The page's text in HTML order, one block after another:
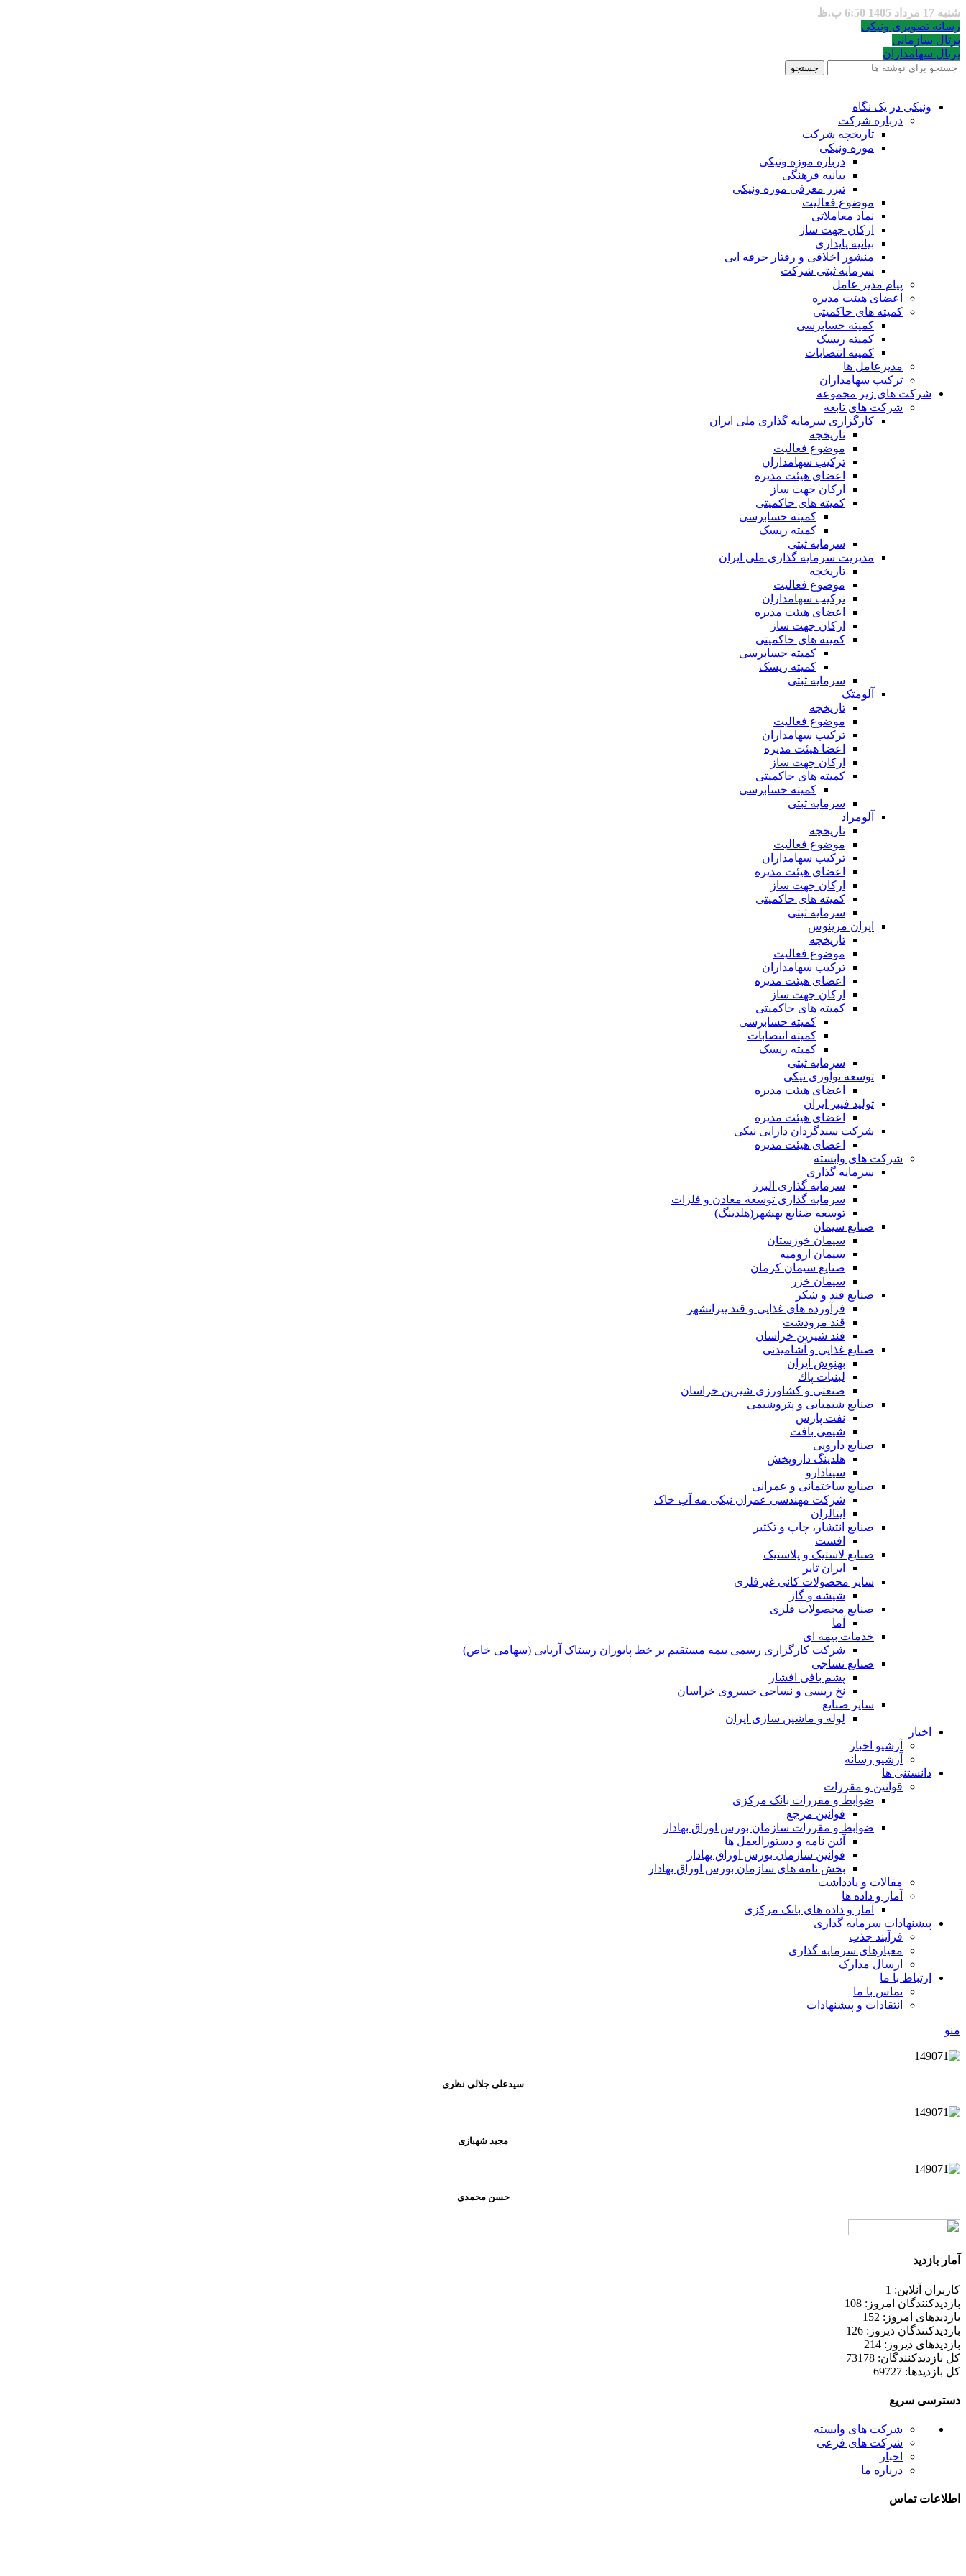
شنبه 17 مرداد 1405 6:50 ب.ظ
رسانه تصویری ونیکی
پرتال سازمانی
پرتال سهامداران
جستجو
ونیکی در یک نگاه
درباره شرکت
تاریخچه شرکت
موزه ونیکی
درباره موزه ونیکی
بیانیه فرهنگی
تیزر معرفی موزه ونیکی
موضوع فعالیت
نماد معاملاتی
ارکان جهت ساز
بیانیه پایداری
منشور اخلاقی و رفتار حرفه ایی
سرمایه ثبتی شرکت
پیام مدیر عامل
اعضای هیئت مدیره
کمیته های حاکمیتی
کمیته حسابرسی
کمیته ریسک
کمیته انتصابات
مدیرعامل ها
ترکیب سهامداران
شرکت های زیر مجموعه
شرکت های تابعه
کارگزاری سرمایه گذاری ملی ایران
تاریخچه
موضوع فعالیت
ترکیب سهامداران
اعضای هیئت مدیره
ارکان جهت ساز
کمیته های حاکمیتی
کمیته حسابرسی
کمیته ریسک
سرمایه ثبتی
مدیریت سرمایه گذاری ملی ایران
تاریخچه
موضوع فعالیت
ترکیب سهامداران
اعضای هیئت مدیره
ارکان جهت ساز
کمیته های حاکمیتی
کمیته حسابرسی
کمیته ریسک
سرمایه ثبتی
آلومتک
تاریخچه
موضوع فعالیت
ترکیب سهامداران
اعضا هیئت مدیره
ارکان جهت ساز
کمیته های حاکمیتی
کمیته حسابرسی
سرمایه ثبتی
آلومراد
تاریخچه
موضوع فعالیت
ترکیب سهامداران
اعضای هیئت مدیره
ارکان جهت ساز
کمیته های حاکمیتی
سرمایه ثبتی
ایران مرینوس
تاریخچه
موضوع فعالیت
ترکیب سهامداران
اعضای هیئت مدیره
ارکان جهت ساز
کمیته های حاکمیتی
کمیته حسابرسی
کمیته انتصابات
کمیته ریسک
سرمایه ثبتی
توسعه نوآوری نیکی
اعضای هیئت مدیره
تولید فیبر ایران
اعضای هیئت مدیره
شرکت سبدگردان دارایی نیکی
اعضای هیئت مدیره
شرکت های وابسته
سرمایه گذاری
سرمایه گذاری البرز
سرمایه گذاری توسعه معادن و فلزات
توسعه‌ صنایع‌ بهشهر(هلدینگ)
صنایع سیمان
سیمان خوزستان
سیمان ارومیه
صنایع سیمان کرمان
سیمان خزر
صنایع قند و شکر
فرآورده های غذایی و قند پیرانشهر
قند مرودشت
قند شیرین خراسان
صنایع غذايی و آشاميدنی
بهنوش ایران
لبنيات پاك
صنعتی و کشاورزی شیرین خراسان
صنایع شیمیایی و پتروشیمی
نفت پارس
شیمی بافت
صنایع دارویی
هلدینگ داروپخش
سینادارو
صنایع ساختمانی و عمرانی
شرکت مهندسی عمران نیکی مه آب خاک
ایتالران
صنایع انتشار، چاپ و تکثير
افست
صنایع لاستیک و پلاستیک
ایران تایر
ساير محصولات كانی غيرفلزی
شیشه و گاز
صنایع محصولات فلزی
آما
خدمات بیمه ای
شرکت کارگزاری رسمی بیمه مستقیم بر خط پایوران رستاک آریایی (سهامی خاص)
صنایع نساجی
پشم بافی افشار
نخ ریسی و نساجی خسروی خراسان
سایر صنایع
لوله و ماشین سازی ایران
اخبار
آرشیو اخبار
آرشیو رسانه
دانستنی ها
قوانین و مقررات
ضوابط و مقررات بانک مرکزی
قوانين مرجع
ضوابط و مقررات سازمان بورس اوراق بهادار
آئین نامه و دستورالعمل ها
قوانین سازمان بورس اوراق بهادار
بخش نامه های سازمان بورس اوراق بهادار
مقالات و یادداشت
آمار و داده ها
آمار و داده های بانک مرکزی
پیشنهادات سرمایه گذاری
فرآیند جذب
معیارهای سرمایه گذاری
ارسال مدارک
ارتباط با ما
تماس با ما
انتقادات و پیشنهادات
منو
سیدعلی جلالی نظری
مجید شهبازی
حسن محمدی
آمار بازدید
کاربران آنلاین: 1
بازدیدکنندگان امروز: 108
بازدیدهای امروز: 152
بازدیدکنندگان دیروز: 126
بازدیدهای دیروز: 214
کل بازدیدکنند‌گان: 73178
کل بازدیدها: 69727
دسترسی سریع
شرکت های وابسته
شرکت های فرعی
اخبار
درباره ما
اطلاعات تماس